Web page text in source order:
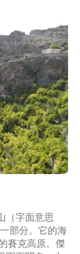
（字面意思
部分。它的海
賽克高原。傑